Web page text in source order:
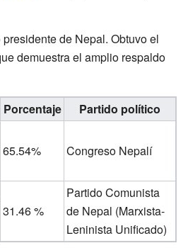
de Nepal. Obtuvo el
demuestra el amplio respaldo
Porcentaje
Partido político
65.54% Congreso Nepalí
31.46 %
Partido Comunista
de Nepal (Marxista-
Leninista Unificado)